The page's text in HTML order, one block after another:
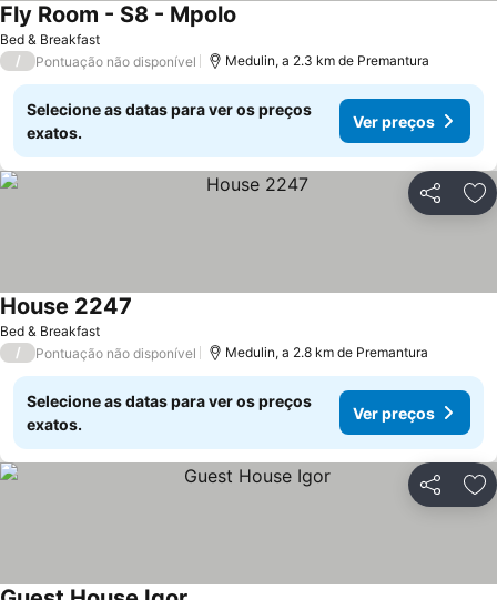
Bed & Breakfast
Fly Room - S8 - Mpolo
/ Pontuação não disponível Medulin, a 2.3 km de Premantura
Selecione as datas para ver os preços
exatos.
Ver preços
Partilhar
Bed & Breakfast
House 2247
/ Pontuação não disponível Medulin, a 2.8 km de Premantura
Selecione as datas para ver os preços
exatos.
Ver preços
Partilhar